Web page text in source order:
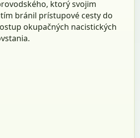
ktorý svojim
bránil prístupové cesty do
okupačných nacistických